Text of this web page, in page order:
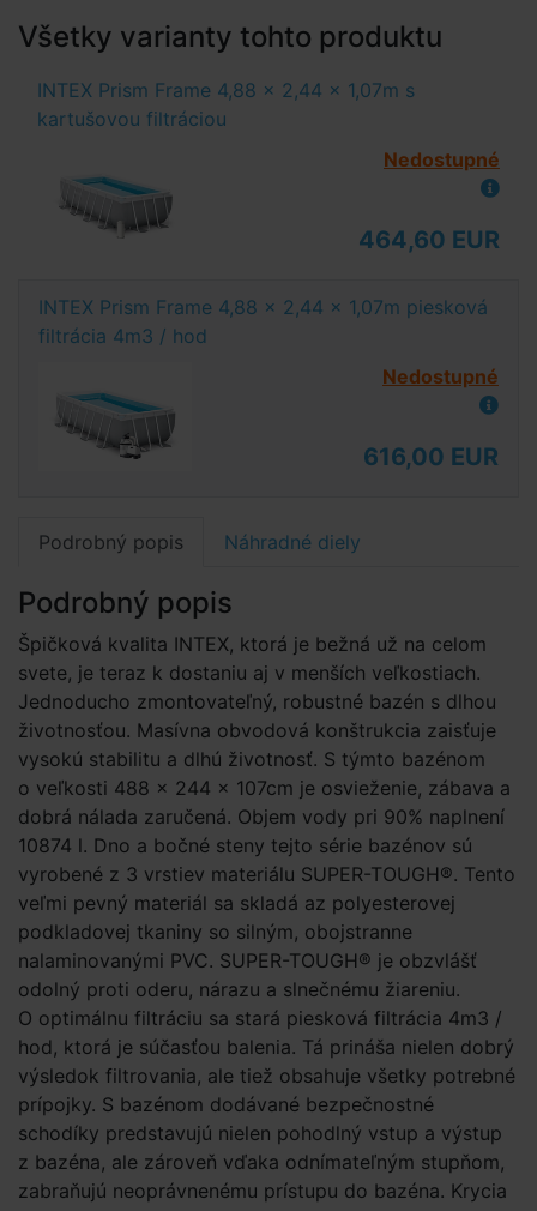
Všetky varianty tohto produktu
INTEX Prism Frame 4,88 x 2,44 x 1,07m s
kartušovou filtráciou
Nedostupné
464,60 EUR
INTEX Prism Frame 4,88 x 2,44 x 1,07m piesková
filtrácia 4m3 / hod
Nedostupné
616,00 EUR
Podrobný popis Náhradné diely
Podrobný popis
Špičková kvalita INTEX, ktorá je bežná už na celom
svete, je teraz k dostaniu aj v menších veľkostiach.
Jednoducho zmontovateľný, robustné bazén s dlhou
životnosťou. Masívna obvodová konštrukcia zaisťuje
vysokú stabilitu a dlhú životnosť. S týmto bazénom
o veľkosti 488 × 244 × 107cm je osvieženie, zábava a
dobrá nálada zaručená. Objem vody pri 90% naplnení
10874 l. Dno a bočné steny tejto série bazénov sú
vyrobené z 3 vrstiev materiálu SUPER-TOUGH®. Tento
veľmi pevný materiál sa skladá az polyesterovej
podkladovej tkaniny so silným, obojstranne
nalaminovanými PVC. SUPER-TOUGH® je obzvlášť
odolný proti oderu, nárazu a slnečnému žiareniu.
O optimálnu filtráciu sa stará piesková filtrácia 4m3 /
hod, ktorá je súčasťou balenia. Tá prináša nielen dobrý
výsledok filtrovania, ale tiež obsahuje všetky potrebné
prípojky. S bazénom dodávané bezpečnostné
schodíky predstavujú nielen pohodlný vstup a výstup
z bazéna, ale zároveň vďaka odnímateľným stupňom,
zabraňujú neoprávnenému prístupu do bazéna. Krycia